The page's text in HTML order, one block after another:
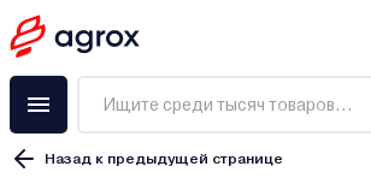
Назад к предыдущей странице